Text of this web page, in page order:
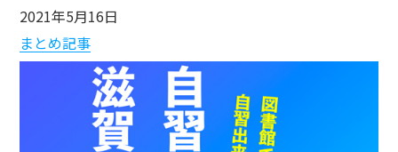
2021年5月16日
まとめ記事